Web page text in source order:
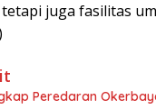
juga fasilitas
Peredaran